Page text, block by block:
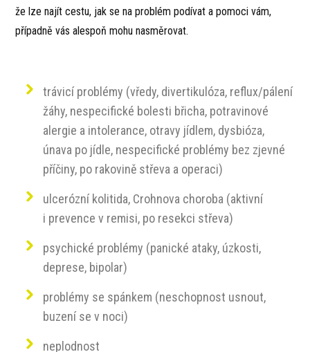
že lze najít cestu, jak se na problém podívat a pomoci vám,
případně vás alespoň mohu nasměrovat.
trávicí problémy (vředy, divertikulóza, reflux/pálení
žáhy, nespecifické bolesti břicha, potravinové
alergie a intolerance, otravy jídlem, dysbióza,
únava po jídle, nespecifické problémy bez zjevné
příčiny, po rakovině střeva a operaci)
ulcerózní kolitida, Crohnova choroba (aktivní
i prevence v remisi, po resekci střeva)
psychické problémy (panické ataky, úzkosti,
deprese, bipolar)
problémy se spánkem (neschopnost usnout,
buzení se v noci)
neplodnost